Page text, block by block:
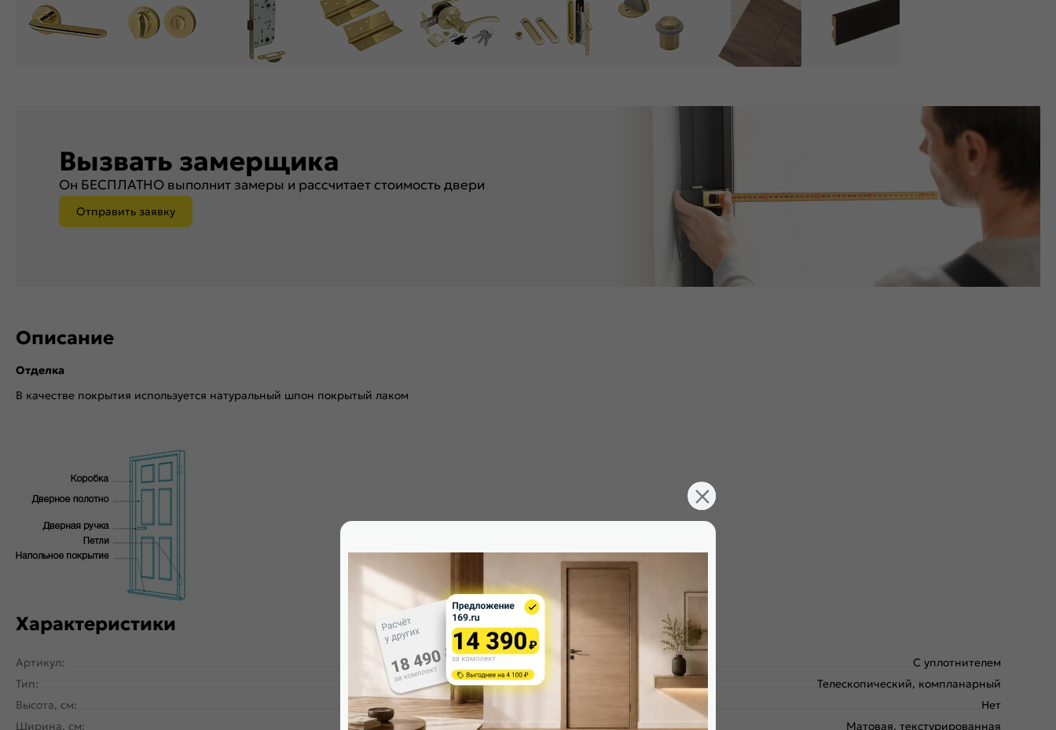
Вызвать замерщика
Он БЕСПЛАТНО выполнит замеры и рассчитает стоимость двери
Отправить заявку
Описание
Отделка
В качестве покрытия используется натуральный шпон покрытый лаком
Характеристики
Артикул:
2000017399089
Тип:
Межкомнатные двери
Высота, см:
200
Ширина, см:
70
Тип коробки:
С уплотнителем
Тип погонажных изделий:
Телескопический, компланарный
Нет
Поверхность:
Матовая, текстурированная